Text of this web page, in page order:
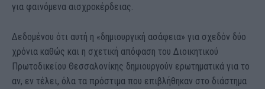
για φαινόμενα αισχροκέρδειας.
Δεδομένου ότι αυτή η «δημιουργική ασάφεια» για σχεδόν δύο
χρόνια καθώς και η σχετική απόφαση του Διοικητικού
Πρωτοδικείου Θεσσαλονίκης δημιουργούν ερωτηματικά για το
αν, εν τέλει, όλα τα πρόστιμα που επιβλήθηκαν στο διάστημα